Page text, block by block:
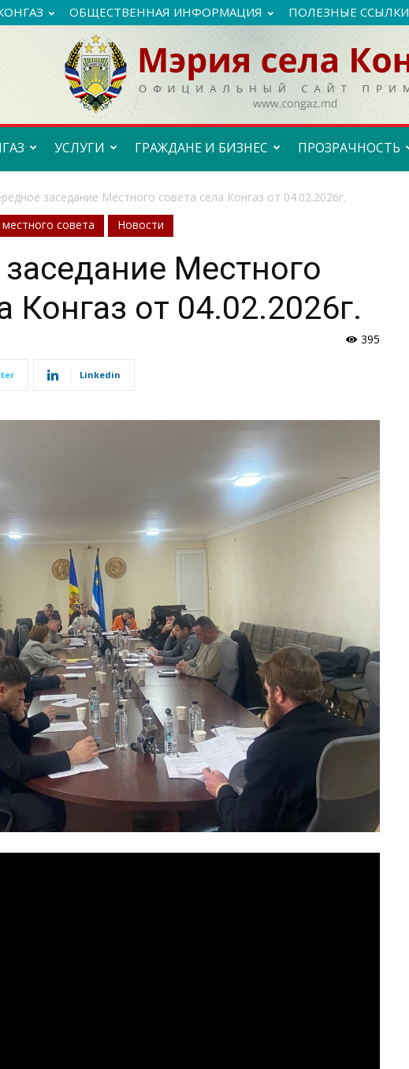
ОБЩЕСТВЕННАЯ ИНФОРМАЦИЯ ПОЛЕЗНЫЕ ССЫЛКИ
УСЛУГИ ГРАЖДАНЕ И БИЗНЕС ПРОЗРАЧНОСТЬ
заседание Местного совета села Конгаз от 04.02.2026г.
совета Новости
Местного
Конгаз от 04.02.2026г.
395
Linkedin